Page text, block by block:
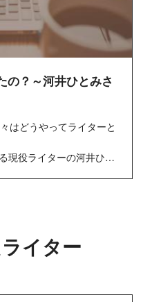
の？～河井ひとみさ
はどうやってライターと
現役ライターの河井ひと
イター